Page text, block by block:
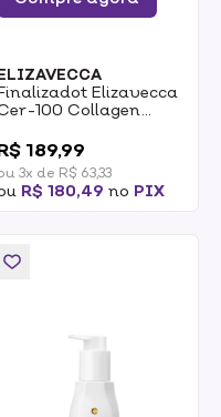
Elizavecca
100 Collagen
50ml
189,99
3x de R$ 63,33
R$ 180,49 no PIX